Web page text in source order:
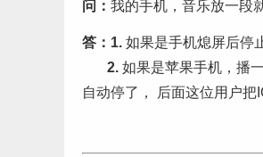
问： 我的手机，音乐放一段
答：1. 如果是手机熄屏后停
2. 如果是苹果手机，播
自动停了， 后面这位用户把